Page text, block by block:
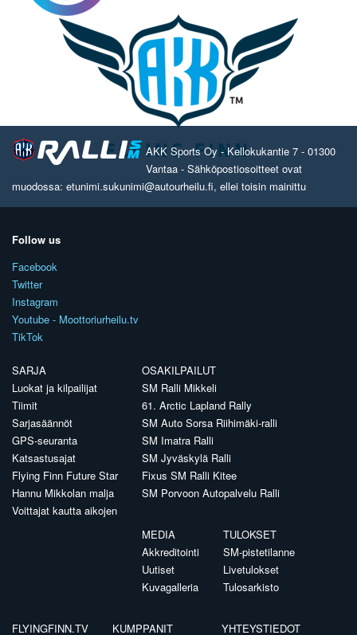
AKK Sports Oy - Kellokukantie 7 - 01300
Vantaa - Sähköpostiosoitteet ovat
muodossa: etunimi.sukunimi@autourheilu.fi, ellei toisin mainittu
Follow us
Facebook
Twitter
Instagram
Youtube - Moottoriurheilu.tv
TikTok
SARJA
Luokat ja kilpailijat
Tiimit
Sarjasäännöt
GPS-seuranta
Katsastusajat
Flying Finn Future Star
Hannu Mikkolan malja
Voittajat kautta aikojen
OSAKILPAILUT
SM Ralli Mikkeli
61. Arctic Lapland Rally
SM Auto Sorsa Riihimäki-ralli
SM Imatra Ralli
SM Jyväskylä Ralli
Fixus SM Ralli Kitee
SM Porvoon Autopalvelu Ralli
MEDIA
Akkreditointi
Uutiset
Kuvagalleria
TULOKSET
SM-pistetilanne
Livetulokset
Tulosarkisto
FLYINGFINN.TV KUMPPANIT YHTEYSTIEDOT